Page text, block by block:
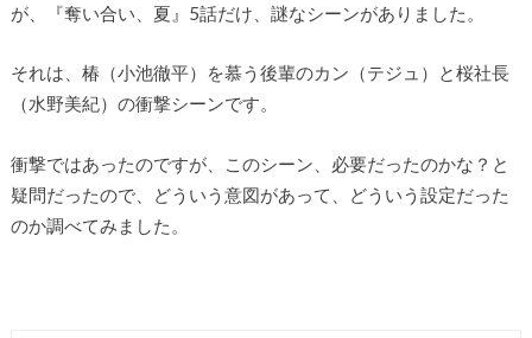
が、『奪い合い、夏』5話だけ、謎なシーンがありました。
それは、椿（小池徹平）を慕う後輩のカン（テジュ）と桜社長
（水野美紀）の衝撃シーンです。
衝撃ではあったのですが、このシーン、必要だったのかな？と
疑問だったので、どういう意図があって、どういう設定だった
のか調べてみました。